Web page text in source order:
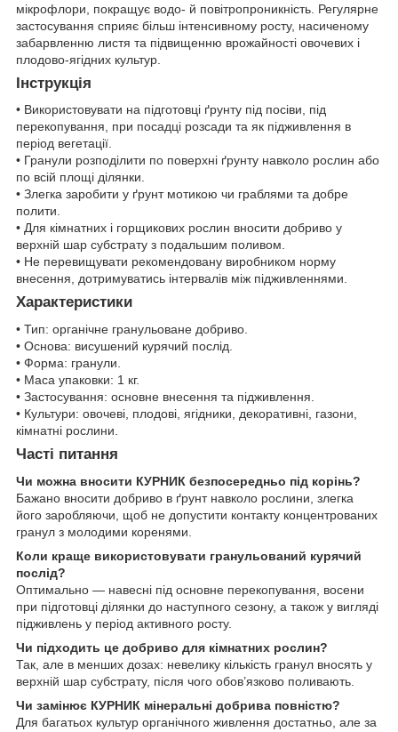
мікрофлори, покращує водо- й повітропроникність. Регулярне
застосування сприяє більш інтенсивному росту, насиченому
забарвленню листя та підвищенню врожайності овочевих і
плодово-ягідних культур.
Інструкція
• Використовувати на підготовці ґрунту під посіви, під
перекопування, при посадці розсади та як підживлення в
період вегетації.
• Гранули розподілити по поверхні ґрунту навколо рослин або
по всій площі ділянки.
• Злегка заробити у ґрунт мотикою чи граблями та добре
полити.
• Для кімнатних і горщикових рослин вносити добриво у
верхній шар субстрату з подальшим поливом.
• Не перевищувати рекомендовану виробником норму
внесення, дотримуватись інтервалів між підживленнями.
Характеристики
• Тип: органічне гранульоване добриво.
• Основа: висушений курячий послід.
• Форма: гранули.
• Маса упаковки: 1 кг.
• Застосування: основне внесення та підживлення.
• Культури: овочеві, плодові, ягідники, декоративні, газони,
кімнатні рослини.
Часті питання
Чи можна вносити КУРНИК безпосередньо під корінь?
Бажано вносити добриво в ґрунт навколо рослини, злегка
його заробляючи, щоб не допустити контакту концентрованих
гранул з молодими коренями.
Коли краще використовувати гранульований курячий
послід?
Оптимально — навесні під основне перекопування, восени
при підготовці ділянки до наступного сезону, а також у вигляді
підживлень у період активного росту.
Чи підходить це добриво для кімнатних рослин?
Так, але в менших дозах: невелику кількість гранул вносять у
верхній шар субстрату, після чого обов’язково поливають.
Чи замінює КУРНИК мінеральні добрива повністю?
Для багатьох культур органічного живлення достатньо, але за